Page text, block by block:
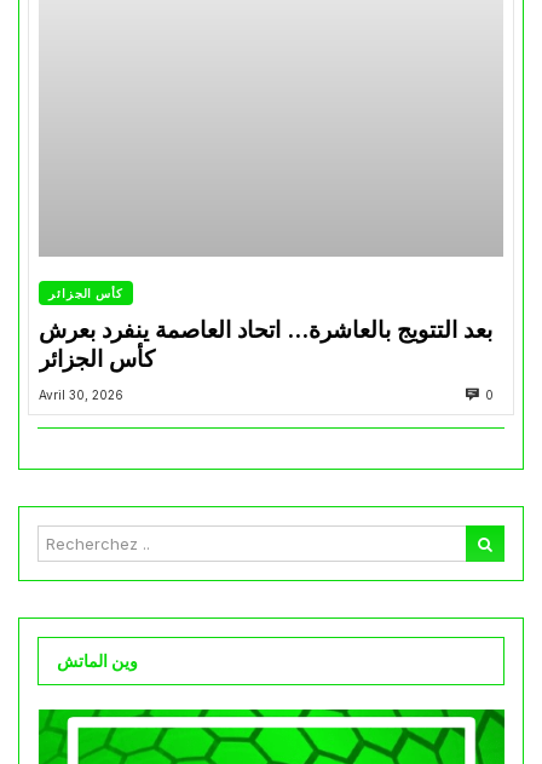
كأس الجزائر
بعد التتويج بالعاشرة… اتحاد العاصمة ينفرد بعرش
كأس الجزائر
Avril 30, 2026 0
وين الماتش